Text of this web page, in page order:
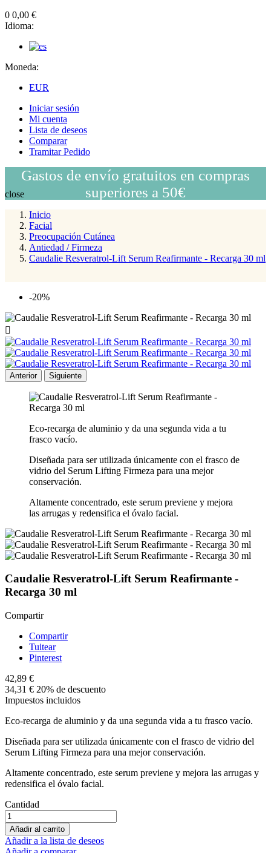
0 0,00 €
Idioma:
Moneda:
EUR
Iniciar sesión
Mi cuenta
Lista de deseos
Comparar
Tramitar Pedido
Gastos de envío gratuitos en compras
superiores a 50€
close
Inicio
Facial
Preocupación Cutánea
Antiedad / Firmeza
Caudalie Resveratrol-Lift Serum Reafirmante - Recarga 30 ml
-20%

Anterior Siguiente
Eco-recarga de aluminio y da una segunda vida a tu
frasco vacío.
Diseñada para ser utilizada únicamente con el frasco de
vidrio del Serum Lifting Firmeza para una mejor
conservación.
Altamente concentrado, este serum previene y mejora
las arrugas y redensifica el óvalo facial.
Caudalie Resveratrol-Lift Serum Reafirmante -
Recarga 30 ml
Compartir
Compartir
Tuitear
Pinterest
42,89 €
34,31 € 20% de descuento
Impuestos incluidos
Eco-recarga de aluminio y da una segunda vida a tu frasco vacío.
Diseñada para ser utilizada únicamente con el frasco de vidrio del
Serum Lifting Firmeza para una mejor conservación.
Altamente concentrado, este serum previene y mejora las arrugas y
redensifica el óvalo facial.
Cantidad
Añadir al carrito
Añadir a la lista de deseos